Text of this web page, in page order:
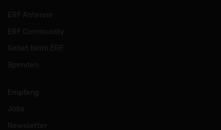
ERF Antenne
ERF Community
Gebet beim ERF
Spenden
Empfang
Jobs
Newsletter